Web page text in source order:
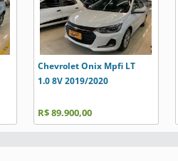
Chevrolet Onix Mpfi LT
1.0 8V 2019/2020
R$ 89.900,00